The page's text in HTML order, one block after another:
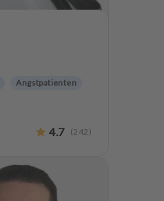
Angstpatienten
4.7 (242 )